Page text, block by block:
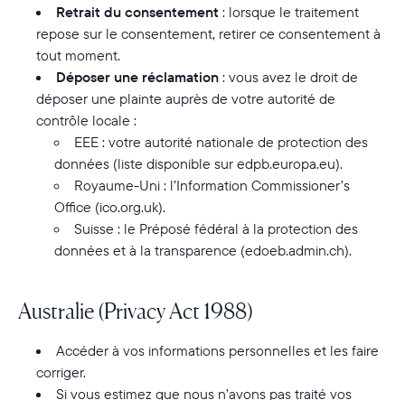
Retrait du consentement : lorsque le traitement
repose sur le consentement, retirer ce consentement à
tout moment.
Déposer une réclamation : vous avez le droit de
déposer une plainte auprès de votre autorité de
contrôle locale :
EEE : votre autorité nationale de protection des
données (liste disponible sur edpb.europa.eu).
Royaume-Uni : l’Information Commissioner’s
Office (ico.org.uk).
Suisse : le Préposé fédéral à la protection des
données et à la transparence (edoeb.admin.ch).
Australie (Privacy Act 1988)
Accéder à vos informations personnelles et les faire
corriger.
Si vous estimez que nous n’avons pas traité vos